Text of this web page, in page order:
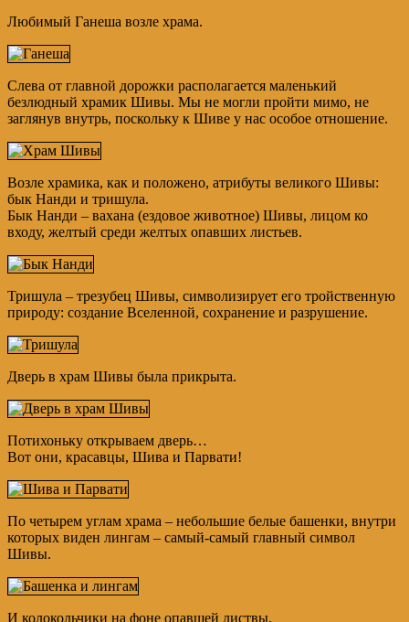
Любимый Ганеша возле храма.
Слева от главной дорожки располагается маленький
безлюдный храмик Шивы. Мы не могли пройти мимо, не
заглянув внутрь, поскольку к Шиве у нас особое отношение.
Возле храмика, как и положено, атрибуты великого Шивы:
бык Нанди и тришула.
Бык Нанди – вахана (ездовое животное) Шивы, лицом ко
входу, желтый среди желтых опавших листьев.
Тришула – трезубец Шивы, символизирует его тройственную
природу: создание Вселенной, сохранение и разрушение.
Дверь в храм Шивы была прикрыта.
Потихоньку открываем дверь…
Вот они, красавцы, Шива и Парвати!
По четырем углам храма – небольшие белые башенки, внутри
которых виден лингам – самый-самый главный символ
Шивы.
И колокольчики на фоне опавшей листвы.